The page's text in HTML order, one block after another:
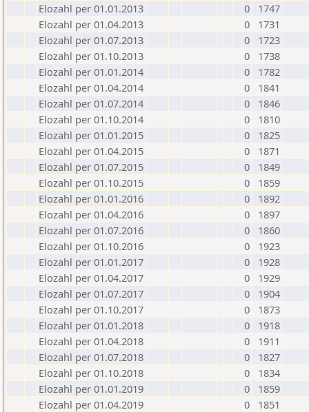
Elozahl per 01.01.2013
0
1747
Elozahl per 01.04.2013
0
1731
Elozahl per 01.07.2013
0
1723
Elozahl per 01.10.2013
0
1738
Elozahl per 01.01.2014
0
1782
Elozahl per 01.04.2014
0
1841
Elozahl per 01.07.2014
0
1846
Elozahl per 01.10.2014
0
1810
Elozahl per 01.01.2015
0
1825
Elozahl per 01.04.2015
0
1871
Elozahl per 01.07.2015
0
1849
Elozahl per 01.10.2015
0
1859
Elozahl per 01.01.2016
0
1892
Elozahl per 01.04.2016
0
1897
Elozahl per 01.07.2016
0
1860
Elozahl per 01.10.2016
0
1923
Elozahl per 01.01.2017
0
1928
Elozahl per 01.04.2017
0
1929
Elozahl per 01.07.2017
0
1904
Elozahl per 01.10.2017
0
1873
Elozahl per 01.01.2018
0
1918
Elozahl per 01.04.2018
0
1911
Elozahl per 01.07.2018
0
1827
Elozahl per 01.10.2018
0
1834
Elozahl per 01.01.2019
0
1859
Elozahl per 01.04.2019
0
1851